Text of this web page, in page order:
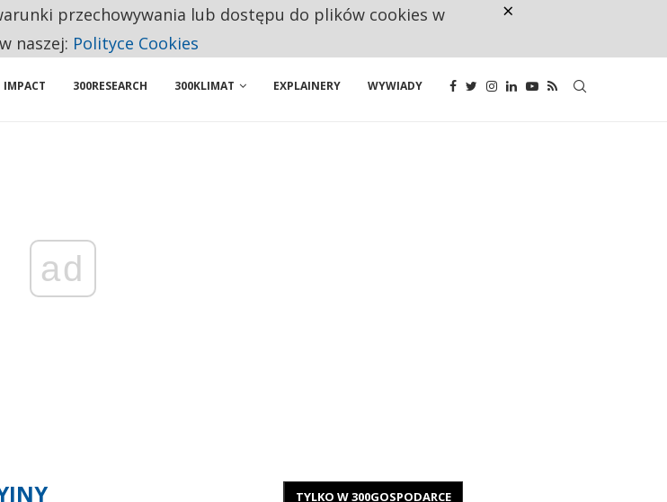
JUŻ TAK ŁATWO JEJ NIE POLECAJĄ
IMPACT 300RESEARCH 300KLIMAT EXPLAINERY WYWIADY
ad
TYLKO W 300GOSPODARCE
przechowywania lub dostępu do plików cookies w
naszej: Polityce Cookies
×